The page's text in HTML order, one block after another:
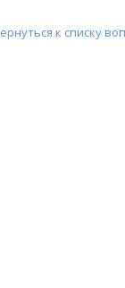
к списку